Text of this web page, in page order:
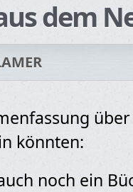
dem
könnten:
noch ein